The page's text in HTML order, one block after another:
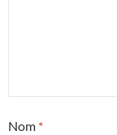
Nom *